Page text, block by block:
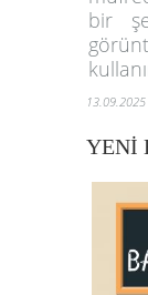
bir
13.09.2025
YENİ